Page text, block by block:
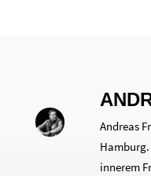
Andreas
innerem